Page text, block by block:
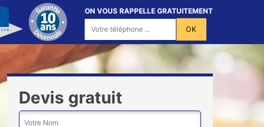
ON VOUS RAPPELLE GRATUITEMENT
Devis gratuit